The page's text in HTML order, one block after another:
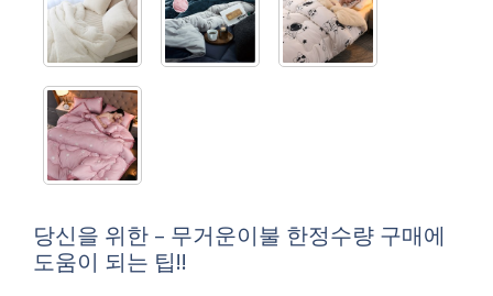
당신을 위한 – 무거운이불 한정수량 구매에
도움이 되는 팁!!